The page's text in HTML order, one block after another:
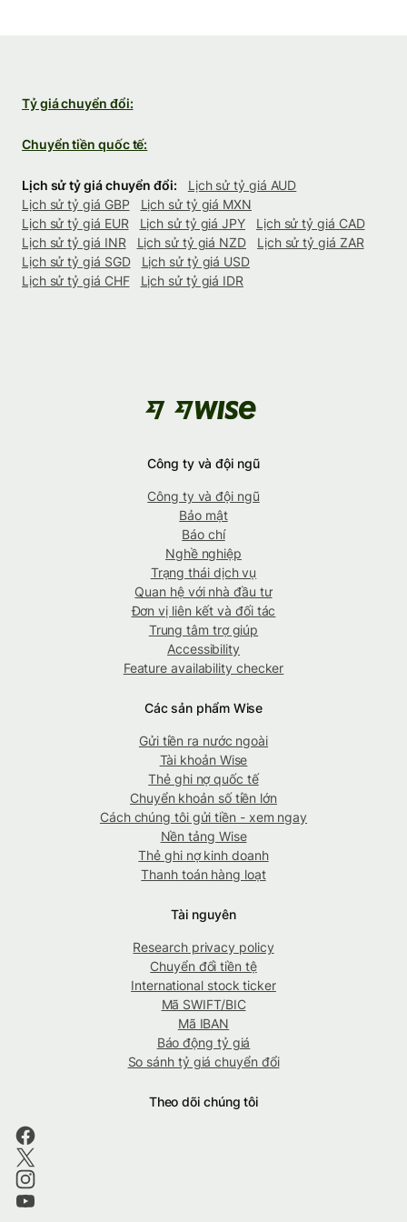
Tỷ giá chuyển đổi:
Chuyển tiền quốc tế:
Lịch sử tỷ giá chuyển đổi:
Lịch sử tỷ giá AUD
Lịch sử tỷ giá GBP
Lịch sử tỷ giá MXN
Lịch sử tỷ giá EUR
Lịch sử tỷ giá JPY
Lịch sử tỷ giá CAD
Lịch sử tỷ giá INR
Lịch sử tỷ giá NZD
Lịch sử tỷ giá ZAR
Lịch sử tỷ giá SGD
Lịch sử tỷ giá USD
Lịch sử tỷ giá CHF
Lịch sử tỷ giá IDR
Công ty và đội ngũ
Công ty và đội ngũ
Bảo mật
Báo chí
Nghề nghiệp
Trạng thái dịch vụ
Quan hệ với nhà đầu tư
Đơn vị liên kết và đối tác
Trung tâm trợ giúp
Accessibility
Feature availability checker
Các sản phẩm Wise
Gửi tiền ra nước ngoài
Tài khoản Wise
Thẻ ghi nợ quốc tế
Chuyển khoản số tiền lớn
Cách chúng tôi gửi tiền - xem ngay
Nền tảng Wise
Thẻ ghi nợ kinh doanh
Thanh toán hàng loạt
Tài nguyên
Research privacy policy
Chuyển đổi tiền tệ
International stock ticker
Mã SWIFT/BIC
Mã IBAN
Báo động tỷ giá
So sánh tỷ giá chuyển đổi
Theo dõi chúng tôi